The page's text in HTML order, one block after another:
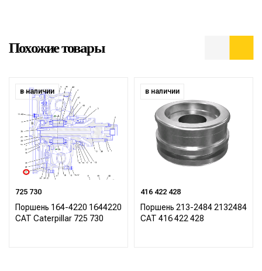
Похожие товары
в наличии
725 730
Поршень 164-4220 1644220
CAT Caterpillar 725 730
в наличии
416 422 428
Поршень 213-2484 2132484
CAT 416 422 428